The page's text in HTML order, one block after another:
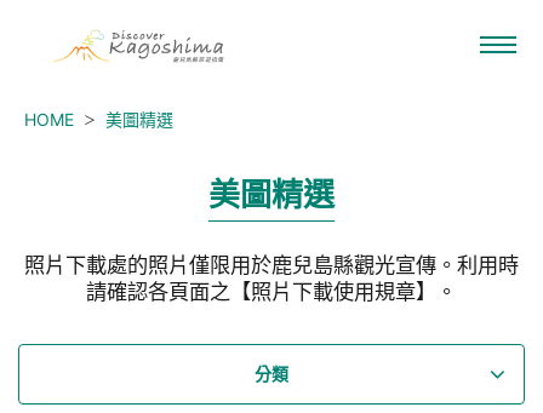
HOME 美圖精選
美圖精選
照片下載處的照片僅限用於鹿兒島縣觀光宣傳。利用時
請確認各頁面之【照片下載使用規章】。
分類